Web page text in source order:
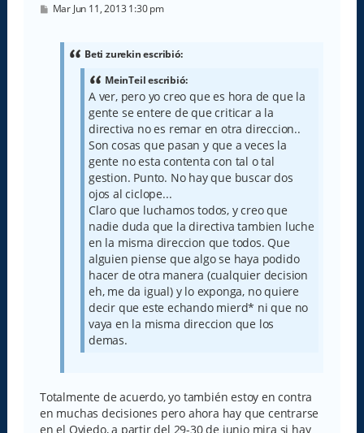
M
Mar Jun 11, 2013 1:30 pm
Beti zurekin escribió:
MeinTeil escribió:
A ver, pero yo creo que es hora de que la
gente se entere de que criticar a la
directiva no es remar en otra direccion..
Son cosas que pasan y que a veces la
gente no esta contenta con tal o tal
gestion. Punto. No hay que buscar dos
ojos al ciclope...
Claro que luchamos todos, y creo que
nadie duda que la directiva tambien luche
en la misma direccion que todos. Que
alguien piense que algo se haya podido
hacer de otra manera (cualquier decision
eh, me da igual) y lo exponga, no quiere
decir que este echando mierd* ni que no
vaya en la misma direccion que los
demas.
Totalmente de acuerdo, yo también estoy en contra
en muchas decisiones pero ahora hay que centrarse
en el Oviedo, a partir del 29-30 de junio mira si hay